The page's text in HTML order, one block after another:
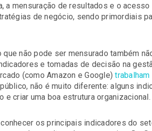
a mensuração de resultados e o
de negócio, sendo primordiais
que não pode ser mensurado também
e tomadas de decisão na
(como Amazon e Google)
não é muito diferente: alguns
e criar uma boa estrutura organizacional.
os principais indicadores do